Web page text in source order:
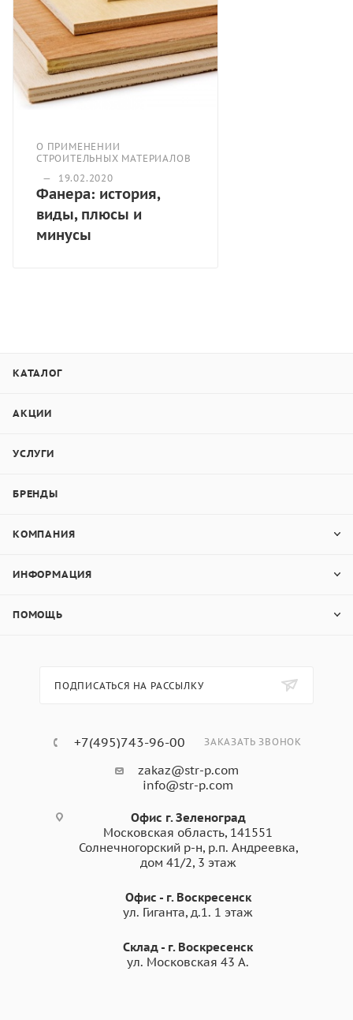
нежелательное использования ее в жилых
помещениях. Это обусловлено тем, что
ламинированная фанера подвержена горению и в ее
состав входят вещества опасные для здоровья.
О ПРИМЕНЕНИИ
СТРОИТЕЛЬНЫХ МАТЕРИАЛОВ
—
19.02.2020
Фанера: история,
виды, плюсы и
минусы
КАТАЛОГ
АКЦИИ
УСЛУГИ
БРЕНДЫ
КОМПАНИЯ
ИНФОРМАЦИЯ
ПОМОЩЬ
ПОДПИСАТЬСЯ НА РАССЫЛКУ
+7(495)743-96-00 ЗАКАЗАТЬ ЗВОНОК
zakaz@str-p.com
info@str-p.com
Офис г. Зеленоград
Московская область, 141551
Солнечногорский р-н, р.п. Андреевка,
дом 41/2, 3 этаж
Офис - г. Воскресенск
ул. Гиганта, д.1. 1 этаж
Склад - г. Воскресенск
ул. Московская 43 А.